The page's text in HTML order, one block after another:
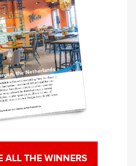
ALL THE WINNERS